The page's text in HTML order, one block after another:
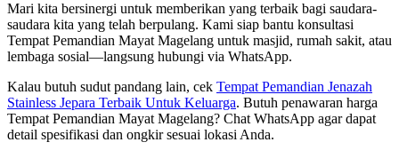
Mari kita bersinergi untuk memberikan yang terbaik bagi saudara-
saudara kita yang telah berpulang. Kami siap bantu konsultasi
Tempat Pemandian Mayat Magelang untuk masjid, rumah sakit, atau
lembaga sosial—langsung hubungi via WhatsApp.
Kalau butuh sudut pandang lain, cek Tempat Pemandian Jenazah
Stainless Jepara Terbaik Untuk Keluarga. Butuh penawaran harga
Tempat Pemandian Mayat Magelang? Chat WhatsApp agar dapat
detail spesifikasi dan ongkir sesuai lokasi Anda.